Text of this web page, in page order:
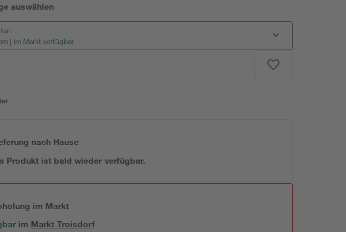
auswählen
| Im Markt verfügbar
nach Hause
Produkt ist bald wieder verfügbar.
im Markt
im MarktTroisdorf